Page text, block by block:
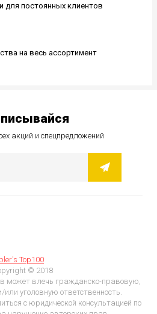
для постоянных клиентов
на весь ассортимент
© 2018
может влечь гражданско-правовую,
уголовную ответственность.
с юридической консультацией по
акций и спецпредложений